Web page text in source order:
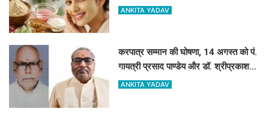
चीजें, त्वचा दिखेगी दमकती
ANKITA YADAV
करपात्र सम्मान की घोषणा, 14 अगस्त को पं.
गायत्री प्रसाद पाण्डेय और डॉ. श्रीप्रकाश
मिश्र करपात्र गौरव से होंगे सम्मानित
ANKITA YADAV